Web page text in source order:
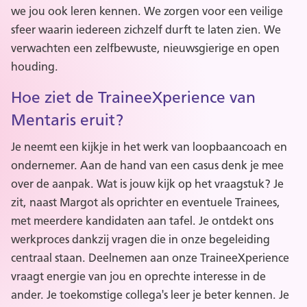
we jou ook leren kennen. We zorgen voor een veilige
sfeer waarin iedereen zichzelf durft te laten zien. We
verwachten een zelfbewuste, nieuwsgierige en open
houding.
Hoe ziet de TraineeXperience van
Mentaris eruit?
Je neemt een kijkje in het werk van loopbaancoach en
ondernemer. Aan de hand van een casus denk je mee
over de aanpak. Wat is jouw kijk op het vraagstuk? Je
zit, naast Margot als oprichter en eventuele Trainees,
met meerdere kandidaten aan tafel. Je ontdekt ons
werkproces dankzij vragen die in onze begeleiding
centraal staan. Deelnemen aan onze TraineeXperience
vraagt energie van jou en oprechte interesse in de
ander. Je toekomstige collega's leer je beter kennen. Je